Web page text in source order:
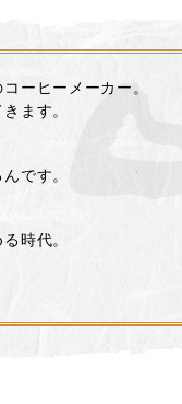
ーヒーメーカー。
ます。
です。
時代。